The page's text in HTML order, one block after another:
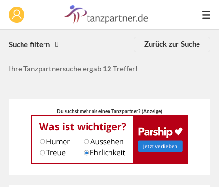
Suche filtern Zurück zur Suche
Ihre Tanzpartnersuche ergab 12 Treffer!
Du suchst mehr als einen Tanzpartner? (Anzeige)